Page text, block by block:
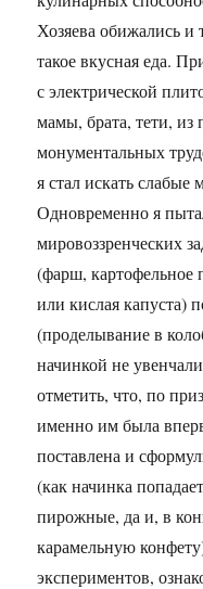
Хозяева обижались и
такое вкусная еда.
с электрической
мамы, брата, тети,
монументальных
я стал искать слабые
Одновременно я
мировоззренческих
(фарш, картофельное
или кислая капуста)
(проделывание в
начинкой не
отметить, что, по
именно им была
поставлена и
(как начинка
пирожные, да и, в
карамельную
экспериментов,